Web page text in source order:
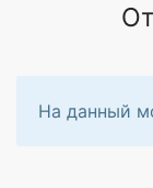
На данный